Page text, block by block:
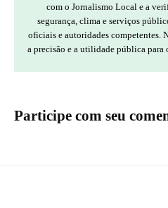
com o Jornalismo Local e a
segurança, clima e serviços
oficiais e autoridades competentes.
a precisão e a utilidade pública para
Participe com seu